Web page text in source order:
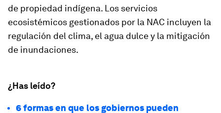
de propiedad indígena. Los servicios
ecosistémicos gestionados por la NAC incluyen la
regulación del clima, el agua dulce y la mitigación
de inundaciones.
¿Has leído?
6 formas en que los gobiernos pueden